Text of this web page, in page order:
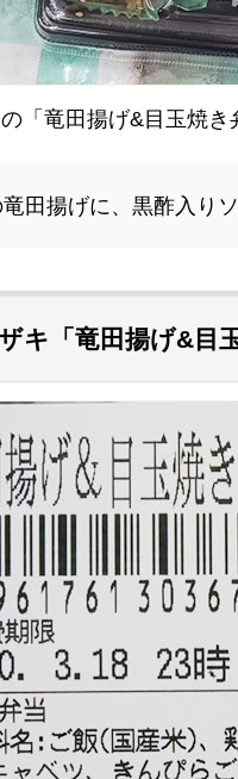
「竜田揚げ&目玉焼き
田揚げに、黒酢入り
キ「竜田揚げ&目